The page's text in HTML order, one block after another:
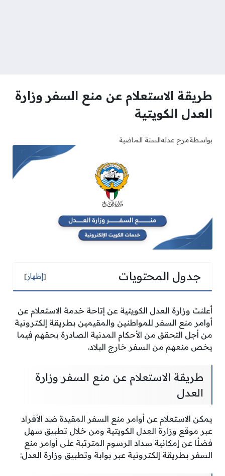
طريقة الاستعلام عن منع السفر وزارة
العدل الكويتية
بواسطةمرح عدلهالسنة الماضية
جدول المحتويات [إظهار]
أعلنت وزارة العدل الكويتية عن إتاحة خدمة الاستعلام عن
أوامر منع السفر للمواطنين والمقيمين بطريقة إلكترونية
من أجل التحقق من الأحكام المدنية الصادرة بحقهم فيما
يخص منعهم من السفر خارج البلاد.
طريقة الاستعلام عن منع السفر وزارة
العدل
يمكن الاستعلام عن أوامر منع السفر المقيدة ضد الأفراد
عبر موقع وزارة العدل الكويتية ومن خلال تطبيق سهل
فضلًا عن إمكانية سداد الرسوم المترتبة على أوامر منع
السفر بطريقة إلكترونية عبر بوابة وتطبيق وزارة العدل: